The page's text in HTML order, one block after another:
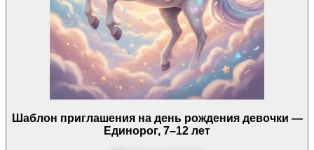
Шаблон приглашения на день рождения девочки —
Единорог, 7–12 лет